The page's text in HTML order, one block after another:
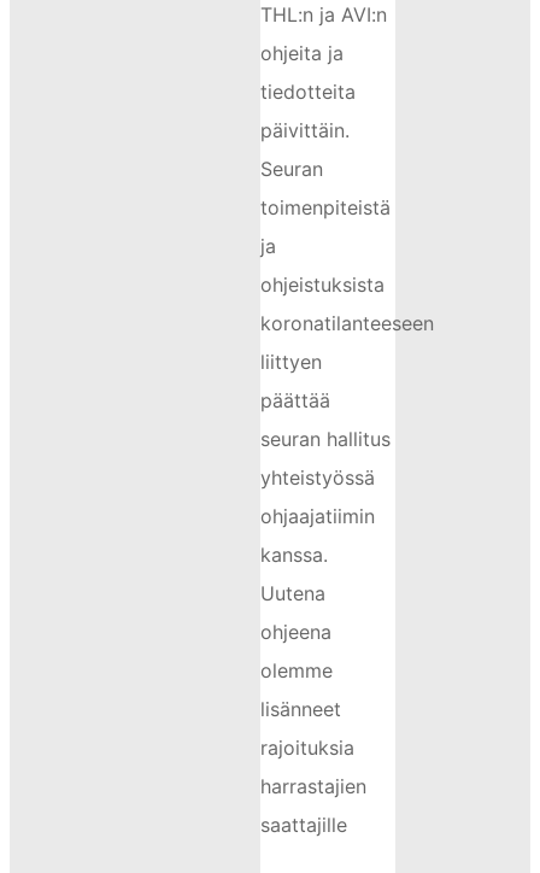
THL:n ja AVI:n
ohjeita ja
tiedotteita
päivittäin.
Seuran
toimenpiteistä
ja
ohjeistuksista
koronatilanteeseen
liittyen
päättää
seuran hallitus
yhteistyössä
ohjaajatiimin
kanssa.
Uutena
ohjeena
olemme
lisänneet
rajoituksia
harrastajien
saattajille